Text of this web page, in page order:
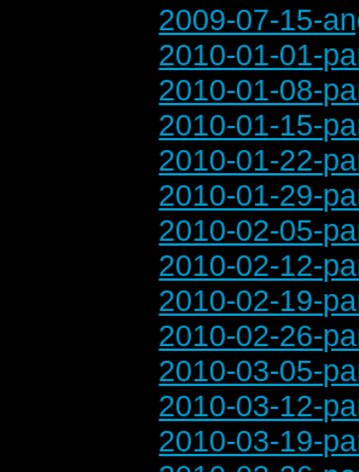
2009-07-15-
2010-01-01-
2010-01-08-
2010-01-15-
2010-01-22-
2010-01-29-
2010-02-05-
2010-02-12-
2010-02-19-
2010-02-26-
2010-03-05-
2010-03-12-
2010-03-19-